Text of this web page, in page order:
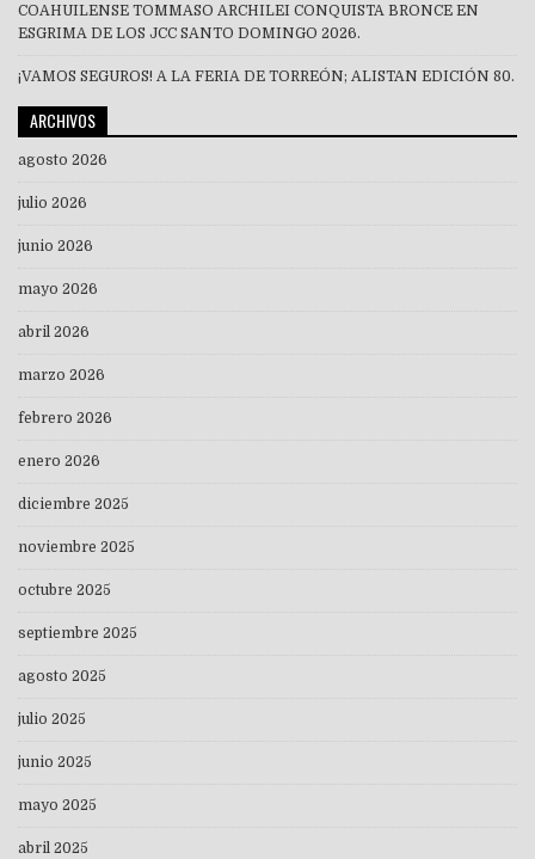
COAHUILENSE TOMMASO ARCHILEI CONQUISTA BRONCE EN
ESGRIMA DE LOS JCC SANTO DOMINGO 2026.
¡VAMOS SEGUROS! A LA FERIA DE TORREÓN; ALISTAN EDICIÓN 80.
ARCHIVOS
agosto 2026
julio 2026
junio 2026
mayo 2026
abril 2026
marzo 2026
febrero 2026
enero 2026
diciembre 2025
noviembre 2025
octubre 2025
septiembre 2025
agosto 2025
julio 2025
junio 2025
mayo 2025
abril 2025